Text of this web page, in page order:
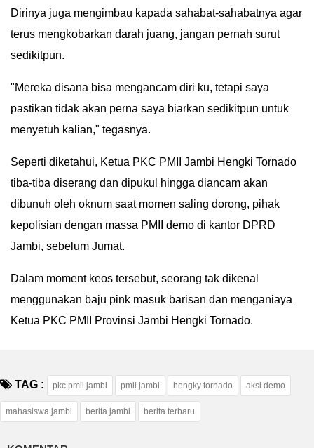
ADVERTORIAL
BERITA
Dirinya juga mengimbau kapada sahabat-sahabatnya agar
terus mengkobarkan darah juang, jangan pernah surut
sedikitpun.
"Mereka disana bisa mengancam diri ku, tetapi saya
pastikan tidak akan perna saya biarkan sedikitpun untuk
menyetuh kalian," tegasnya.
Seperti diketahui, Ketua PKC PMII Jambi Hengki Tornado
tiba-tiba diserang dan dipukul hingga diancam akan
dibunuh oleh oknum saat momen saling dorong, pihak
kepolisian dengan massa PMII demo di kantor DPRD
Jambi, sebelum Jumat.
Dalam moment keos tersebut, seorang tak dikenal
menggunakan baju pink masuk barisan dan menganiaya
Ketua PKC PMII Provinsi Jambi Hengki Tornado.
TAG : pkc pmii jambi pmii jambi hengky tornado aksi demo
mahasiswa jambi berita jambi berita terbaru